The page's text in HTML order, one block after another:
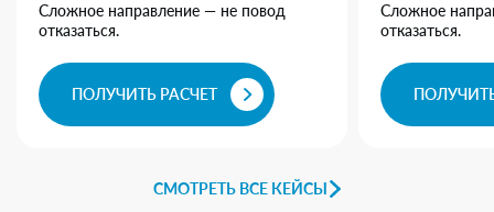
СМОТРЕТЬ ВСЕ КЕЙСЫ
Сложное направление — не повод
отказаться.
ПОЛУЧИТЬ РАСЧЕТ
Сложное
отказаться.